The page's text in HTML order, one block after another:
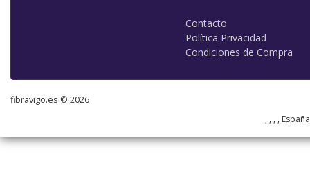
Contacto
Política Privacidad
Condiciones de Compra
fibravigo.es © 2026
, , , ,